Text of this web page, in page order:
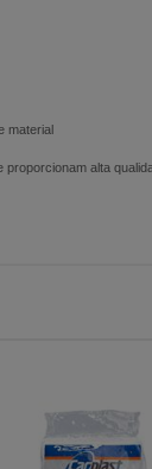
material
alta